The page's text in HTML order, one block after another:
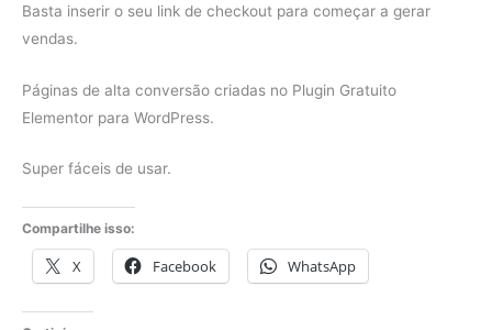
Basta inserir o seu link de checkout para começar a gerar
vendas.
Páginas de alta conversão criadas no Plugin Gratuito
Elementor para WordPress.
Super fáceis de usar.
Compartilhe isso:
X Facebook WhatsApp